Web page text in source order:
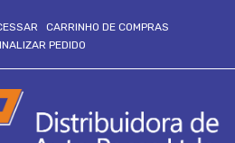
CARRINHO DE COMPRAS
PEDIDO